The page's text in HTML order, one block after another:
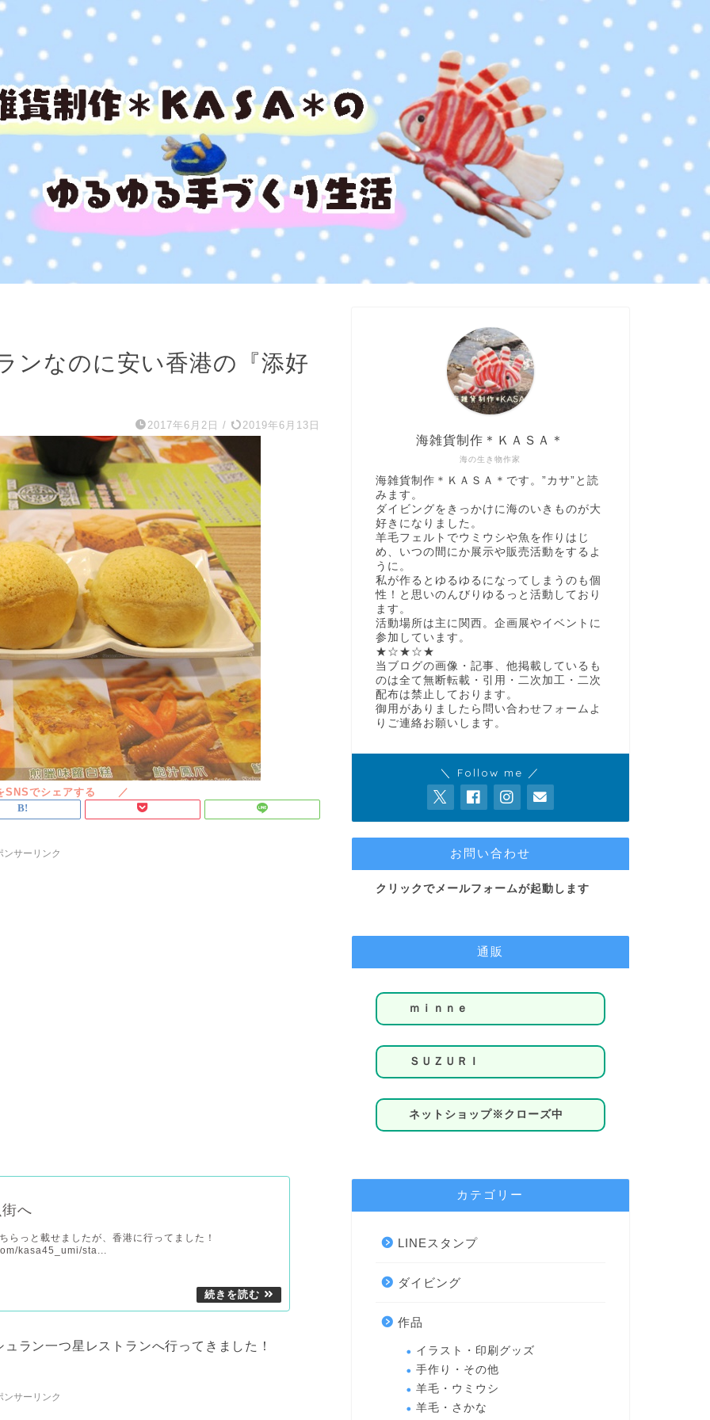
ンなのに安い香港の『添好
2017年6月2日 / 2019年6月13日
ンサーリンク
へ
らっと載せましたが、香港に行ってました！
kasa45_umi/sta...
ラン一つ星レストランへ行ってきました！
ンサーリンク
海の生き物作家
海雑貨制作＊ＫＡＳＡ＊
海雑貨制作＊ＫＡＳＡ＊です。”カサ”と読
みます。
ダイビングをきっかけに海のいきものが大
好きになりました。
羊毛フェルトでウミウシや魚を作りはじ
め、いつの間にか展示や販売活動をするよ
うに。
私が作るとゆるゆるになってしまうのも個
性！と思いのんびりゆるっと活動しており
ます。
活動場所は主に関西。企画展やイベントに
参加しています。
★☆★☆★
当ブログの画像・記事、他掲載しているも
のは全て無断転載・引用・二次加工・二次
配布は禁止しております。
御用がありましたら問い合わせフォームよ
りご連絡お願いします。
＼ Follow me ／
お問い合わせ
クリックでメールフォームが起動します
通販
ｍｉｎｎｅ
ＳＵＺＵＲＩ
ネットショップ※クローズ中
カテゴリー
LINEスタンプ
ダイビング
作品
イラスト・印刷グッズ
手作り・その他
羊毛・ウミウシ
羊毛・さかな